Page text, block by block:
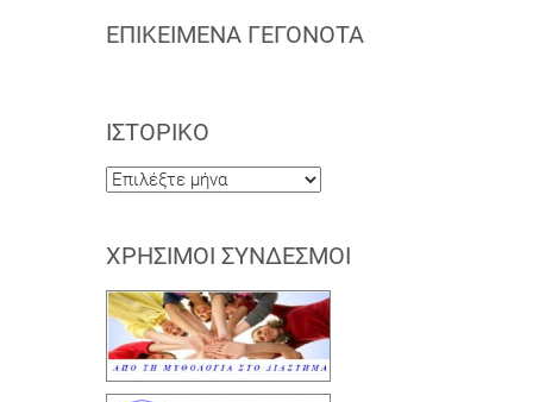
ΕΠΙΚΕΊΜΕΝΑ ΓΕΓΟΝΌΤΑ
ΙΣΤΟΡΙΚΌ
Ιστορικό
ΧΡΉΣΙΜΟΙ ΣΎΝΔΕΣΜΟΙ